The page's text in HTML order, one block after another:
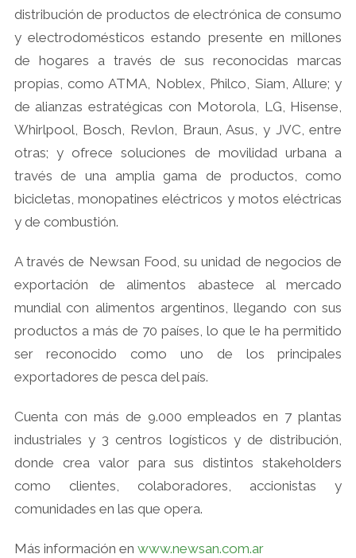
distribución de productos de electrónica de consumo
y electrodomésticos estando presente en millones
de hogares a través de sus reconocidas marcas
propias, como ATMA, Noblex, Philco, Siam, Allure; y
de alianzas estratégicas con Motorola, LG, Hisense,
Whirlpool, Bosch, Revlon, Braun, Asus, y JVC, entre
otras; y ofrece soluciones de movilidad urbana a
través de una amplia gama de productos, como
bicicletas, monopatines eléctricos y motos eléctricas
y de combustión.
A través de Newsan Food, su unidad de negocios de
exportación de alimentos abastece al mercado
mundial con alimentos argentinos, llegando con sus
productos a más de 70 países, lo que le ha permitido
ser reconocido como uno de los principales
exportadores de pesca del país.
Cuenta con más de 9.000 empleados en 7 plantas
industriales y 3 centros logísticos y de distribución,
donde crea valor para sus distintos stakeholders
como clientes, colaboradores, accionistas y
comunidades en las que opera.
Más información en www.newsan.com.ar